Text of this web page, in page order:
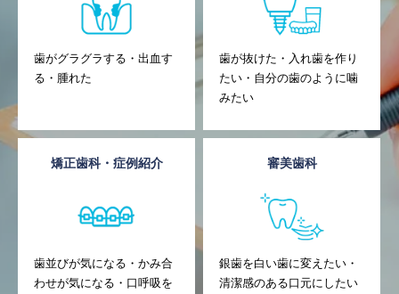
歯がグラグラする・出血す
る・腫れた
歯が抜けた・入れ歯を作り
たい・自分の歯のように噛
みたい
矯正歯科・症例紹介
歯並びが気になる・かみ合
わせが気になる・口呼吸を
審美歯科
銀歯を白い歯に変えたい・
清潔感のある口元にしたい